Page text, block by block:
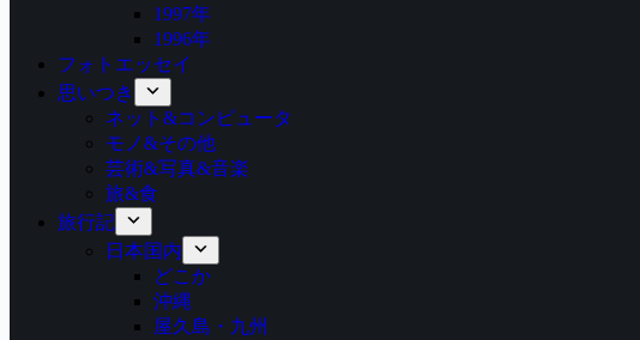
1997年
1996年
フォトエッセイ
思いつき
ネット&コンピュータ
モノ&その他
芸術&写真&音楽
旅&食
旅行記
日本国内
どこか
沖縄
屋久島・九州